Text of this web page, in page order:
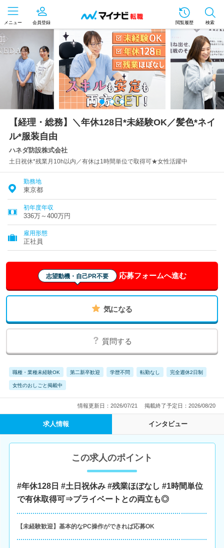
メニュー 会員登録 閲覧履歴 検索
【経理・総務】＼年休128日*未経験OK／髪色*ネイ
ル*服装自由
ハネダ防設株式会社
土日祝休*残業月10h以内／有休は1時間単位で取得可★女性活躍中
勤務地
東京都
初年度年収
336万～400万円
雇用形態
正社員
志望動機・自己PR不要 応募フォームへ進む
気になる
質問する
職種・業種未経験OK 第二新卒歓迎 学歴不問 転勤なし 完全週休2日制
女性のおしごと掲載中
情報更新日：2026/07/21 掲載終了予定日：2026/08/20
求人情報 インタビュー
この求人のポイント
#年休128日 #土日祝休み #残業ほぼなし #1時間単位
で有休取得可⇒プライベートとの両立も◎
【未経験歓迎】基本的なPC操作ができれば応募OK